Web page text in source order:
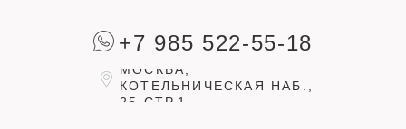
+7 985 522-55-18
МОСКВА,
КОТЕЛЬНИЧЕСКАЯ НАБ.,
25 СТР.1